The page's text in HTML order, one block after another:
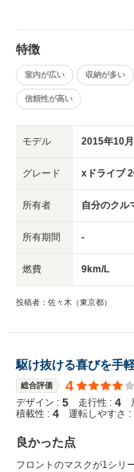
いのですが、X1について
納できるので、常に積んで
SUVの中でも実用性重視
た。
特徴
室内が広い 収納が多い
信頼性が高い
モデル 2015年10
グレード xドライブ
所有者 自分のクル
所有期間 -
燃費 9km/L
投稿者：佐々木（東京都）
駆け抜ける喜びを手
総合評価 4
デザイン : 5 走行性 : 4
積載性 : 4 運転しやすさ :
良かった点
フロントのマスクが1シリ